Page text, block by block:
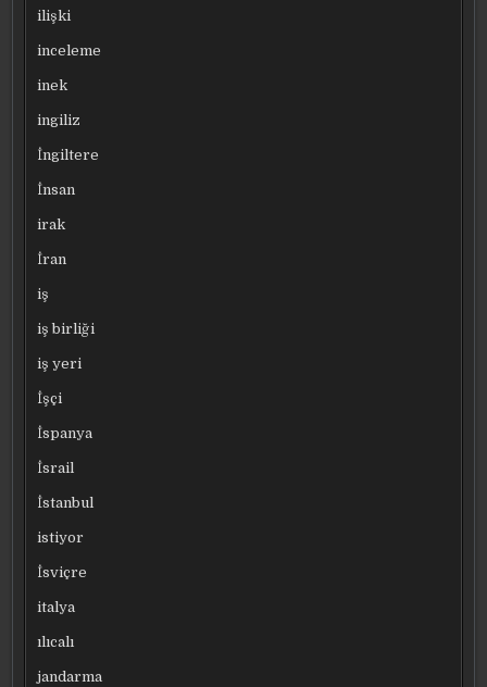
ilişki
inceleme
inek
ingiliz
İngiltere
İnsan
irak
İran
iş
iş birliği
iş yeri
İşçi
İspanya
İsrail
İstanbul
istiyor
İsviçre
italya
ılıcalı
jandarma